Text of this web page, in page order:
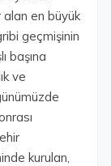
alan en büyük
geçmişinin
başına
ve
kurulan,